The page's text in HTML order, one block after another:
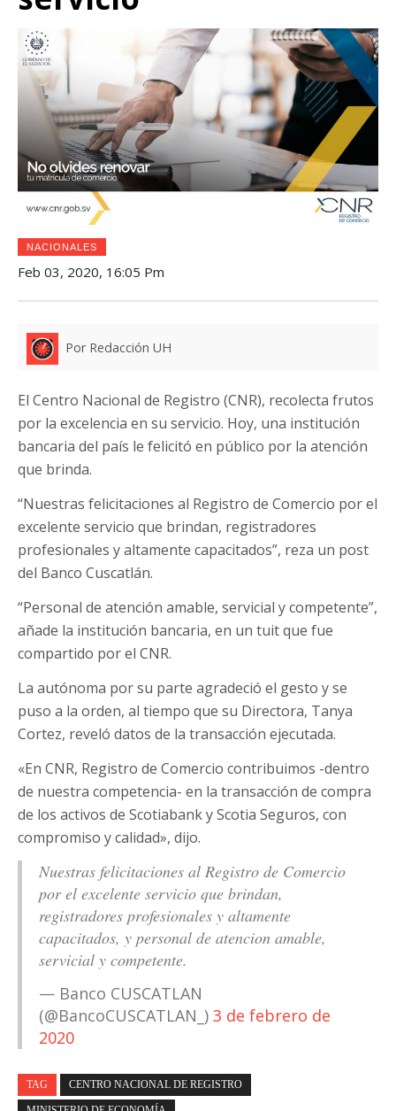
NACIONALES
Feb 03, 2020, 16:05 Pm
Por Redacción UH
El Centro Nacional de Registro (CNR), recolecta frutos
por la excelencia en su servicio. Hoy, una institución
bancaria del país le felicitó en público por la atención
que brinda.
“Nuestras felicitaciones al Registro de Comercio por el
excelente servicio que brindan, registradores
profesionales y altamente capacitados”, reza un post
del Banco Cuscatlán.
“Personal de atención amable, servicial y competente”,
añade la institución bancaria, en un tuit que fue
compartido por el CNR.
La autónoma por su parte agradeció el gesto y se
puso a la orden, al tiempo que su Directora, Tanya
Cortez, reveló datos de la transacción ejecutada.
«En CNR, Registro de Comercio contribuimos -dentro
de nuestra competencia- en la transacción de compra
de los activos de Scotiabank y Scotia Seguros, con
compromiso y calidad», dijo.
Nuestras felicitaciones al Registro de Comercio
por el excelente servicio que brindan,
registradores profesionales y altamente
capacitados, y personal de atencion amable,
servicial y competente.
— Banco CUSCATLAN
(@BancoCUSCATLAN_) 3 de febrero de
2020
TAG CENTRO NACIONAL DE REGISTRO